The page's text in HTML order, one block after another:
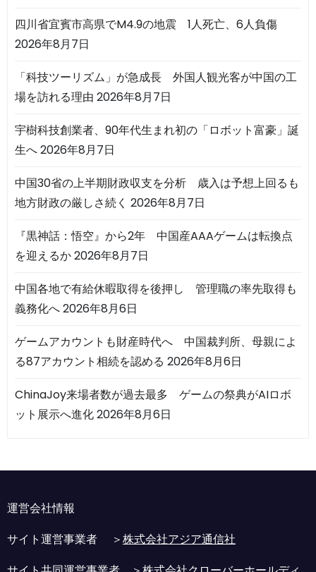
四川省宜賓市高県でM4.9の地震 1人死亡、6人負傷
2026年8月7日
「科技ツーリズム」が急成長 外国人観光客が中国の工
場を訪れる理由 2026年8月7日
宇樹科技創業者、90年代生まれ初の「ロボット富豪」誕
生へ2026年8月7日
中国30省の上半期財政収支を分析 歳入は予想上回るも
地方財政の厳しさ続く 2026年8月7日
『黒神話：悟空』から2年 中国産AAAゲームは転換点
を迎えるか2026年8月7日
中国各地で有給休暇取得を後押し 管理職の率先取得も
義務化へ2026年8月6日
ゲームアカウントも財産時代へ 中国裁判所、母親によ
る87アカウント相続を認める 2026年8月6日
ChinaJoy来場者数が過去最多 ゲームの祭典がAIロボ
ット展示へ進化2026年8月6日
運営会社情報
サイト運営事業者 ＞株式会社アジア通信社